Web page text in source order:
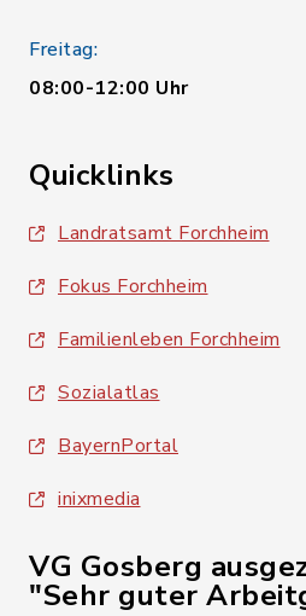
Freitag:
08:00-12:00 Uhr
Quicklinks
Landratsamt Forchheim
Fokus Forchheim
Familienleben Forchheim
Sozialatlas
BayernPortal
inixmedia
VG Gosberg
"Sehr guter